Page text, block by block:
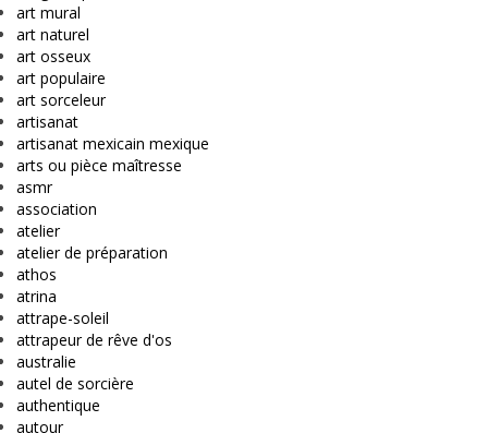
art mural
art naturel
art osseux
art populaire
art sorceleur
artisanat
artisanat mexicain mexique
arts ou pièce maîtresse
asmr
association
atelier
atelier de préparation
athos
atrina
attrape-soleil
attrapeur de rêve d'os
australie
autel de sorcière
authentique
autour